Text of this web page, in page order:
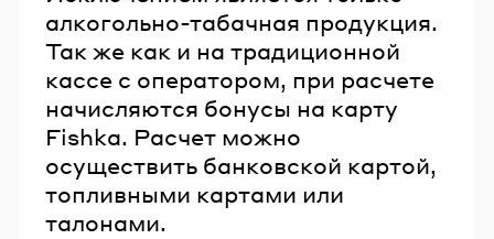
алкогольно-табачная продукция.
Так же как и на традиционной
кассе с оператором, при расчете
начисляются бонусы на карту
Fishka. Расчет можно
осуществить банковской картой,
топливными картами или
талонами.